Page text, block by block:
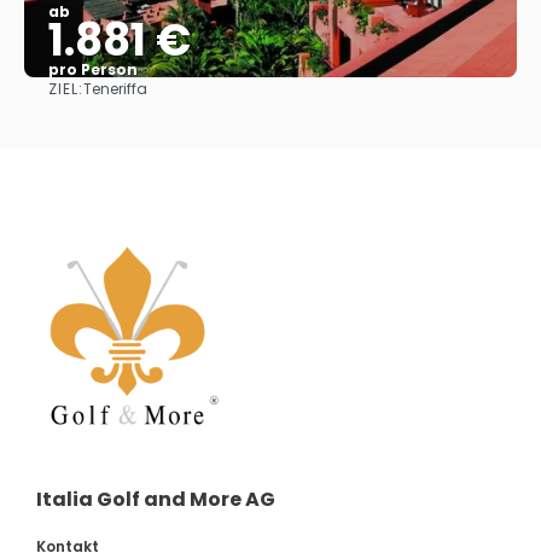
ab
1.881 €
pro Person
ZIEL:Teneriffa
Italia Golf and More AG
Kontakt